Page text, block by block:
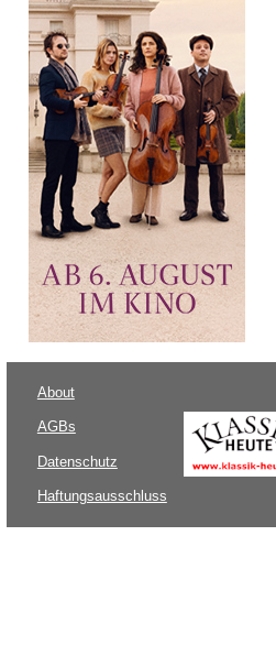
About
AGBs
Datenschutz
Haftungsausschluss